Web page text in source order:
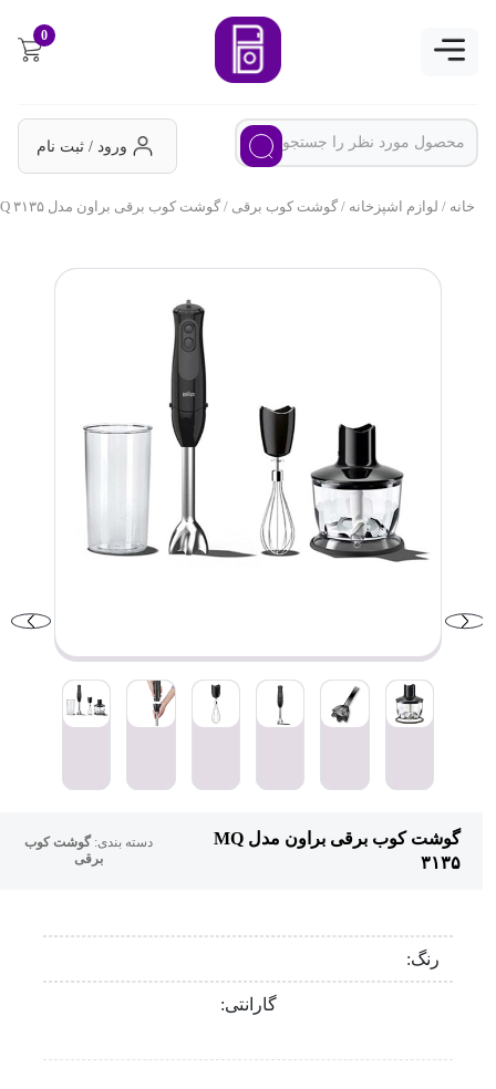
0
ورود / ثبت نام
خانه/لوازم اشپزخانه/گوشت کوب برقی/ گوشت کوب برقی براون مدل MQ ۳۱۳۵
گوشت کوب برقی براون مدل MQ
۳۱۳۵
دسته بندی:گوشت کوب
برقی
رنگ:
گارانتی: